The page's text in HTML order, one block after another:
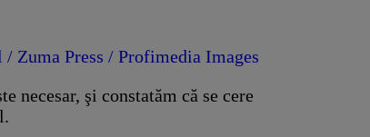
necesar, şi constatăm că se cere